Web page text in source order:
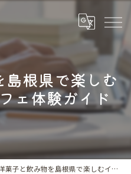
島根県で楽しむ
ェ体験ガイド
菓子と飲み物を島根県で楽しむインスタ映えカフェ体験ガイド